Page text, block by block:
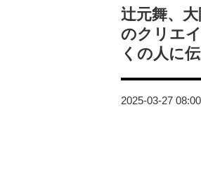
辻元舞、
のクリエ
くの人に
2025-03-27